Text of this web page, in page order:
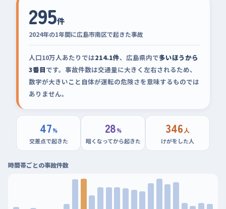
295件
2024年の1年間に広島市南区で起きた事故
人口10万人あたりでは214.1件、広島県内で多いほうから
3番目です。事故件数は交通量に大きく左右されるため、
数字が大きいこと自体が運転の危険さを意味するものでは
ありません。
47%
交差点で起きた
28%
暗くなってから起きた
346人
けがをした人
時間帯ごとの事故件数